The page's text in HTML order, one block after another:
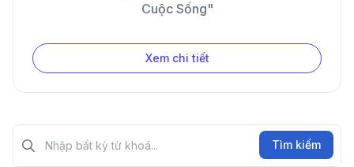
Cuộc Sống"
Xem chi tiết
Tìm kiếm?>
Tìm kiếm